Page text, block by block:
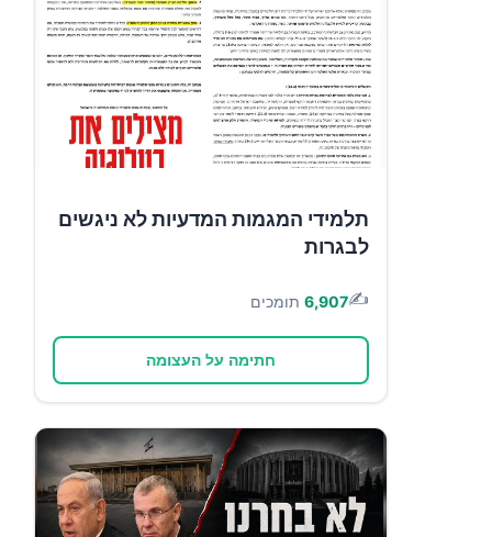
תלמידי המגמות המדעיות לא ניגשים
לבגרות
✍️
6,907 תומכים
חתימה על העצומה